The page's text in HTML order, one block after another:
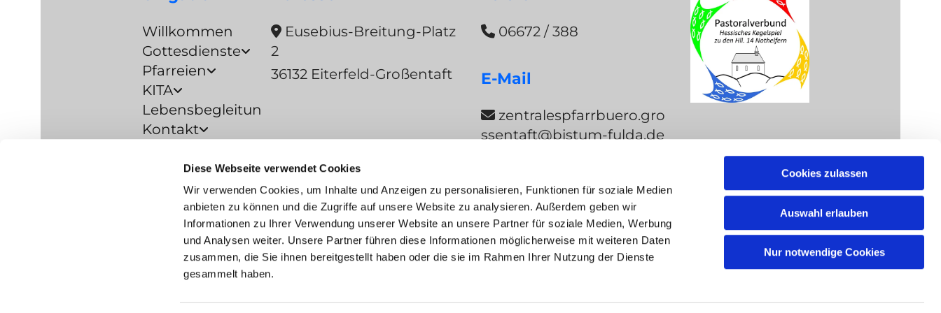
Diese Webseite verwendet Cookies
Wir verwenden Cookies, um Inhalte und Anzeigen zu personalisieren, Funktionen für soziale Medien
anbieten zu können und die Zugriffe auf unsere Website zu analysieren. Außerdem geben wir
Informationen zu Ihrer Verwendung unserer Website an unsere Partner für soziale Medien, Werbung
und Analysen weiter. Unsere Partner führen diese Informationen möglicherweise mit weiteren Daten
zusammen, die Sie ihnen bereitgestellt haben oder die sie im Rahmen Ihrer Nutzung der Dienste
gesammelt haben.
Cookies zulassen
Auswahl erlauben
Nur notwendige Cookies
Willkommen
Gottesdienste
Pfarreien
KITA
Lebensbegleitung
Kontakt
Barrierefreiheitserklärung
Datenschutzerklärung
 Eusebius-Breitung-Platz
2
36132 Eiterfeld-Großentaft
06672 / 388
E-Mail
zentralespfarrbuero.gro
ssentaft@bistum-fulda.de
Impressum Datenschutzerklärung ChurchDesk-Login